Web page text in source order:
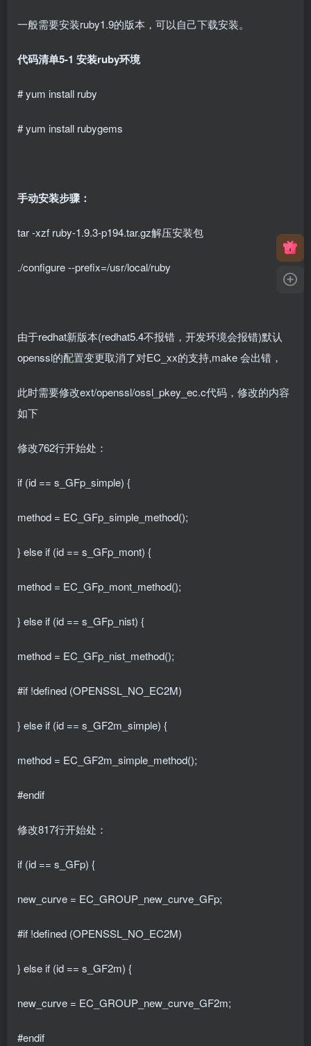
一般需要安装ruby1.9的版本，可以自己下载安装。
代码清单5-1 安装ruby环境
# yum install ruby
# yum install rubygems
手动安装步骤：
tar -xzf ruby-1.9.3-p194.tar.gz解压安装包
./configure --prefix=/usr/local/ruby
由于redhat新版本(redhat5.4不报错，开发环境会报错)默认
openssl的配置变更取消了对EC_xx的支持,make 会出错，
此时需要修改ext/openssl/ossl_pkey_ec.c代码，修改的内容
如下
修改762行开始处：
if (id == s_GFp_simple) {
method = EC_GFp_simple_method();
} else if (id == s_GFp_mont) {
method = EC_GFp_mont_method();
} else if (id == s_GFp_nist) {
method = EC_GFp_nist_method();
#if !defined (OPENSSL_NO_EC2M)
} else if (id == s_GF2m_simple) {
method = EC_GF2m_simple_method();
#endif
修改817行开始处：
if (id == s_GFp) {
new_curve = EC_GROUP_new_curve_GFp;
#if !defined (OPENSSL_NO_EC2M)
} else if (id == s_GF2m) {
new_curve = EC_GROUP_new_curve_GF2m;
#endif